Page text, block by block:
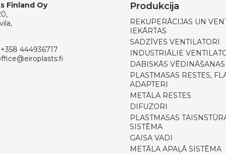
Finland Oy
+358 444936717
Produkcija
REKUPERĀCIJAS UN
IEKĀRTAS
SADZĪVES VENTILATORI
INDUSTRIĀLIE
DABISKĀS
PLASTMASAS RESTES,
ADAPTERI
METĀLA RESTES
DIFUZORI
PLASTMASAS
SISTĒMA
GAISA VADI
METĀLA APAĻĀ SISTĒMA